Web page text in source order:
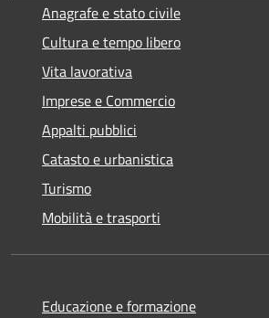
Anagrafe e stato civile
Cultura e tempo libero
Vita lavorativa
Imprese e Commercio
Appalti pubblici
Catasto e urbanistica
Turismo
Mobilità e trasporti
Educazione e formazione